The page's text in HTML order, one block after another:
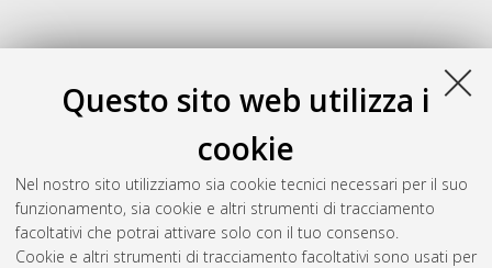
Questo sito web utilizza i
cookie
Nel nostro sito utilizziamo sia cookie tecnici necessari per il suo
funzionamento, sia cookie e altri strumenti di tracciamento
facoltativi che potrai attivare solo con il tuo consenso.
Cookie e altri strumenti di tracciamento facoltativi sono usati per
V
Vargas Sanchez, Miriam (2023) Cura, Genere e Cultura di
Pace. Presupposti teorici e percezioni nel sistema educativo
, [Dissertation thesis], Alma Mater Studiorum
Università di Bologna. Dottorato di ricerca inScienze
pedagogiche, 35 Ciclo. DOI
10.48676/unibo/amsdottorato/10529.